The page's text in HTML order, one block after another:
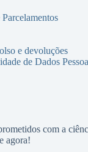
e devoluções
de Dados
com a
agora!